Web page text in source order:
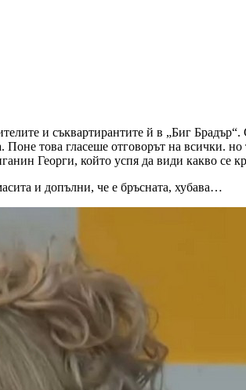
и съквартирантите й в „Биг
Поне това гласеше отговорът на всички.
Георги, който успя да види какво се
и допълни, че е бръсната, хубава…